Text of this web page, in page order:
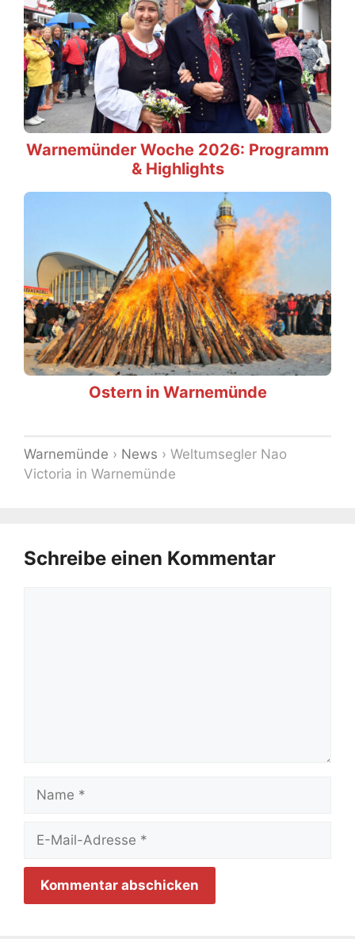
Warnemünder Woche 2026: Programm
& Highlights
Ostern in Warnemünde
Warnemünde › News › Weltumsegler Nao
Victoria in Warnemünde
Schreibe einen Kommentar
Mail-
Adresse